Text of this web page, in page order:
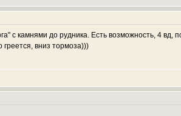
с камнями до рудника. Есть возможность, 4 вд,
вниз тормоза)))